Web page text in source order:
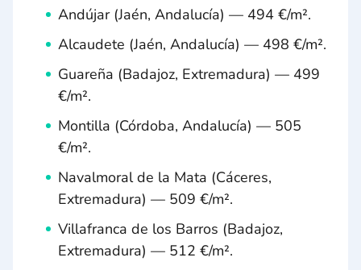
Andújar (Jaén, Andalucía) — 494 €/m².
Alcaudete (Jaén, Andalucía) — 498 €/m².
Guareña (Badajoz, Extremadura) — 499
€/m².
Montilla (Córdoba, Andalucía) — 505
€/m².
Navalmoral de la Mata (Cáceres,
Extremadura) — 509 €/m².
Villafranca de los Barros (Badajoz,
Extremadura) — 512 €/m².